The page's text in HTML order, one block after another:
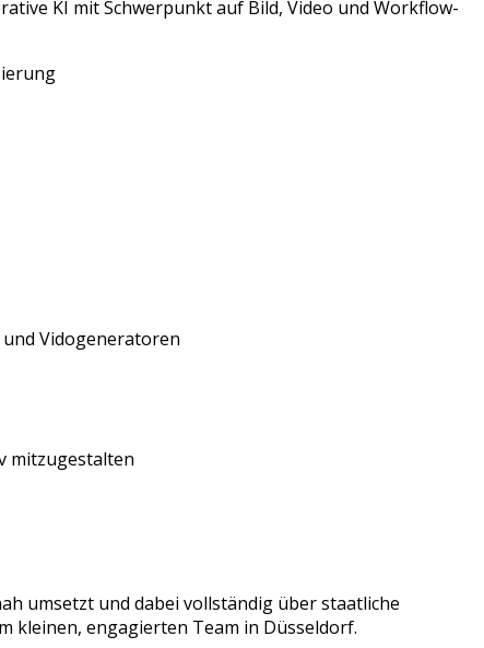
KI mit Schwerpunkt auf Bild, Video und Workflow-
und Vidogeneratoren
mitzugestalten
umsetzt und dabei vollständig über staatliche
kleinen, engagierten Team in Düsseldorf.